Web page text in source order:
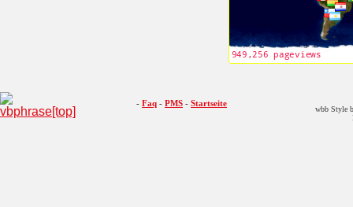
- Faq - PMS - Startseite
wbb Style